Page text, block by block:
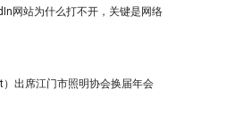
网站为什么打不开，关键是网络
出席江门市照明协会换届年会